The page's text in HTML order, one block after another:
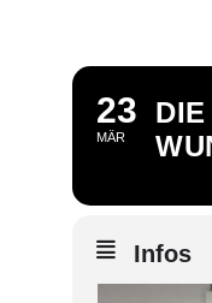
23
MÄR
DIE
Infos